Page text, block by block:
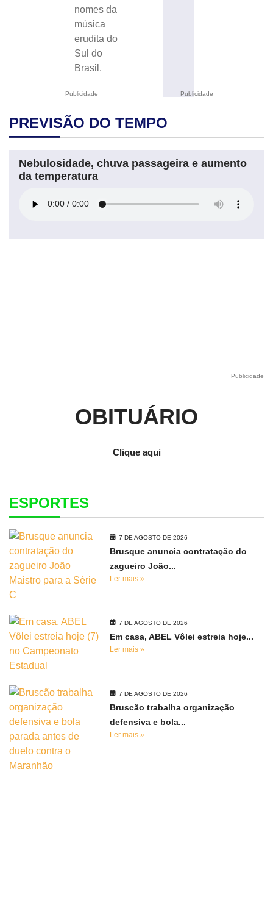
Publicidade
nomes da
música
erudita do
Sul do
Brasil.
Publicidade
PREVISÃO DO TEMPO
Nebulosidade, chuva passageira e aumento
da temperatura
Publicidade
OBITUÁRIO
Clique aqui
ESPORTES
7 DE AGOSTO DE 2026
Brusque anuncia contratação do
zagueiro João...
Ler mais »
7 DE AGOSTO DE 2026
Em casa, ABEL Vôlei estreia hoje...
Ler mais »
7 DE AGOSTO DE 2026
Bruscão trabalha organização
defensiva e bola...
Ler mais »